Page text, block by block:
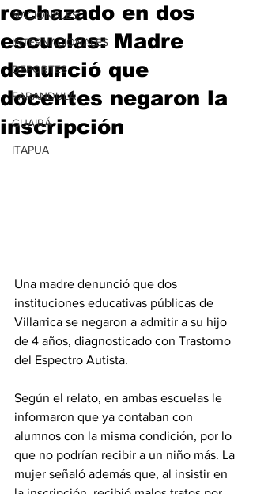
NACIONALES
INTERNACIONALES
DEPORTES
FARANDULA
GUAIRÁ
ITAPUA
rechazado en dos
escuelas: Madre
denunció que
docentes negaron la
inscripción
Una madre denunció que dos
instituciones educativas públicas de
Villarrica se negaron a admitir a su hijo
de 4 años, diagnosticado con Trastorno
del Espectro Autista.
Según el relato, en ambas escuelas le
informaron que ya contaban con
alumnos con la misma condición, por lo
que no podrían recibir a un niño más. La
mujer señaló además que, al insistir en